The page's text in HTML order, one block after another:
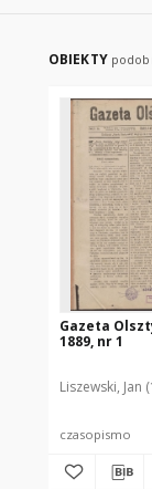
OBIEKTY
Gazeta
1889, nr 1
Liszewski, Jan
czasopismo